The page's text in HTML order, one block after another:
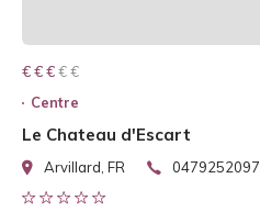
€ € € € €
€ € €
Centre
Le Chateau d'Escart
Arvillard, FR 0479252097